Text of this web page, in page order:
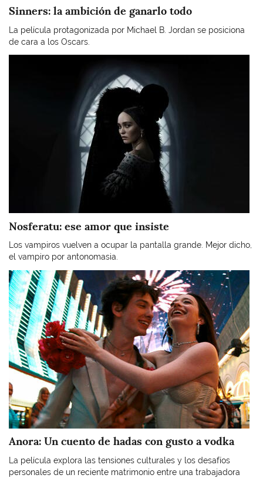
Sinners: la ambición de ganarlo todo
La película protagonizada por Michael B. Jordan se posiciona
de cara a los Oscars.
Nosferatu: ese amor que insiste
Los vampiros vuelven a ocupar la pantalla grande. Mejor dicho,
el vampiro por antonomasia.
Imagen
Anora: Un cuento de hadas con gusto a vodka
La película explora las tensiones culturales y los desafíos
personales de un reciente matrimonio entre una trabajadora